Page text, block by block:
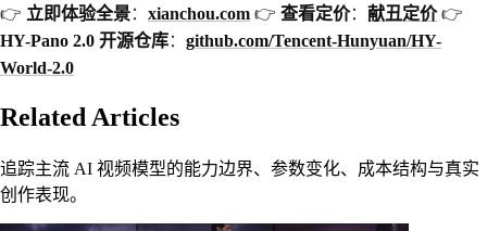
👉 立即体验全景： xianchou.com 👉 查看定价： 献丑定价👉
HY-Pano 2.0 开源仓库： github.com/Tencent-Hunyuan/HY-
World-2.0
Related Articles
追踪主流 AI 视频模型的能力边界、参数变化、成本结构与真实
创作表现。